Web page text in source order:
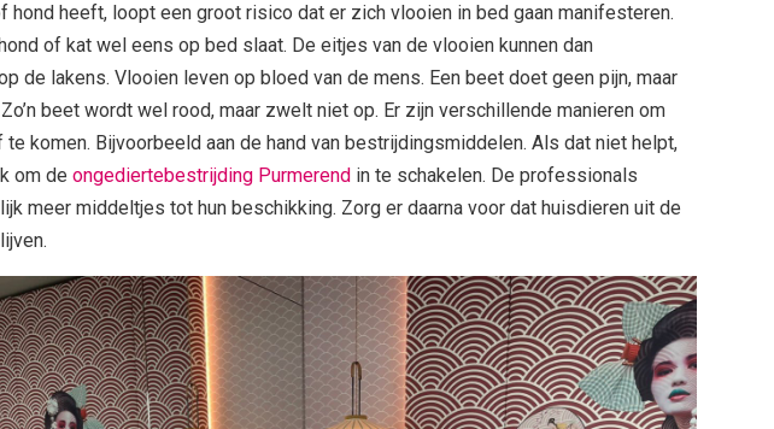
hond heeft, loopt een groot risico dat er zich vlooien in bed gaan manifesteren.
of kat wel eens op bed slaat. De eitjes van de vlooien kunnen dan
de lakens. Vlooien leven op bloed van de mens. Een beet doet geen pijn, maar
beet wordt wel rood, maar zwelt niet op. Er zijn verschillende manieren om
te komen. Bijvoorbeeld aan de hand van bestrijdingsmiddelen. Als dat niet helpt,
om de ongediertebestrijding Purmerend in te schakelen. De professionals
meer middeltjes tot hun beschikking. Zorg er daarna voor dat huisdieren uit de